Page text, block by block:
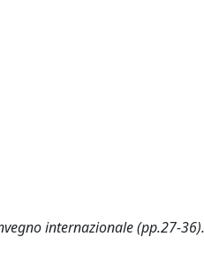
internazionale (pp.27-36).